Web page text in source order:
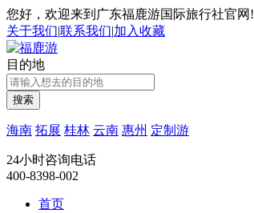
您好，欢迎来到广东福鹿游国际旅行社官网!
关于我们|联系我们|加入收藏
目的地
搜索
海南 拓展 桂林 云南 惠州 定制游
24小时咨询电话
400-8398-002
首页